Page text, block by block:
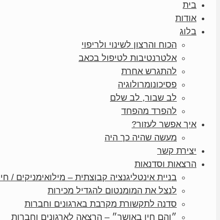
בית
אודות
בלוג
הכוח והרצון לשינוי ולריפוי
אלטרנטיבות לטיפול בכאב
להתגרש אחרת
פסיכונומרולוגיה
לב שבור, לב שלם
להפרד מהפחד
איך אפשר לעזור?
מעשה שהיה כך היה
יצירת קשר
הרצאות וסדנאות
בניית אינטליגנציה קבוצתית – מילואימניקים /
לנצל את המומנטום להגדיל מכירות
סדנה לתקשורת מקרבת בארגונים וחברות
״והם חיו באושר״ – הרצאה לארגונים וחברות